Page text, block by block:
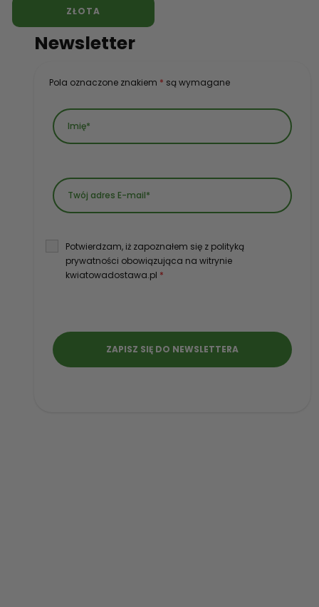
ZŁOTA
Newsletter
Pola oznaczone znakiem * są wymagane
Potwierdzam, iż zapoznałem się z polityką
prywatności obowiązująca na witrynie
kwiatowadostawa.pl *